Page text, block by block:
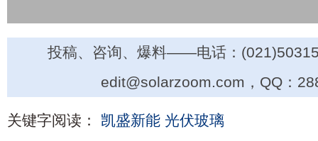
投稿、咨询、爆料——电话：
edit@solarzoom.com，QQ：
关键字阅读： 凯盛新能 光伏玻璃